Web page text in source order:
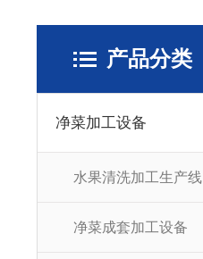
产品分类
净菜加工设备
水果清洗加工生产线
净菜成套加工设备